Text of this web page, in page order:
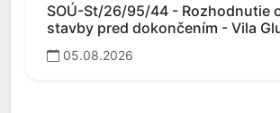
SOÚ-St/26/95/44 - Rozhodnutie
stavby pred dokončením - Vila
05.08.2026